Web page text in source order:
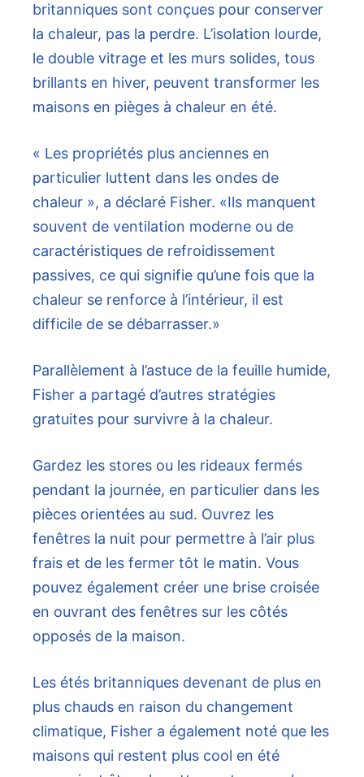
britanniques sont conçues pour conserver
la chaleur, pas la perdre. L’isolation lourde,
le double vitrage et les murs solides, tous
brillants en hiver, peuvent transformer les
maisons en pièges à chaleur en été.
« Les propriétés plus anciennes en
particulier luttent dans les ondes de
chaleur », a déclaré Fisher. «Ils manquent
souvent de ventilation moderne ou de
caractéristiques de refroidissement
passives, ce qui signifie qu’une fois que la
chaleur se renforce à l’intérieur, il est
difficile de se débarrasser.»
Parallèlement à l’astuce de la feuille humide,
Fisher a partagé d’autres stratégies
gratuites pour survivre à la chaleur.
Gardez les stores ou les rideaux fermés
pendant la journée, en particulier dans les
pièces orientées au sud. Ouvrez les
fenêtres la nuit pour permettre à l’air plus
frais et de les fermer tôt le matin. Vous
pouvez également créer une brise croisée
en ouvrant des fenêtres sur les côtés
opposés de la maison.
Les étés britanniques devenant de plus en
plus chauds en raison du changement
climatique, Fisher a également noté que les
maisons qui restent plus cool en été